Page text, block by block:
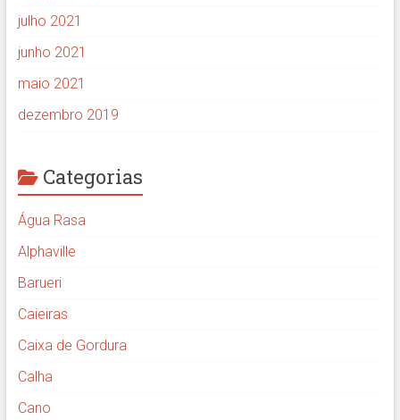
julho 2021
junho 2021
maio 2021
dezembro 2019
Categorias
Água Rasa
Alphaville
Barueri
Caieiras
Caixa de Gordura
Calha
Cano